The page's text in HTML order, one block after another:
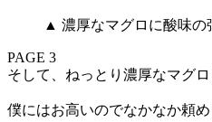
▲ 濃厚なマグロに酸味の
PAGE 3
そして、ねっとり濃厚なマグ
僕にはお高いのでなかなか頼